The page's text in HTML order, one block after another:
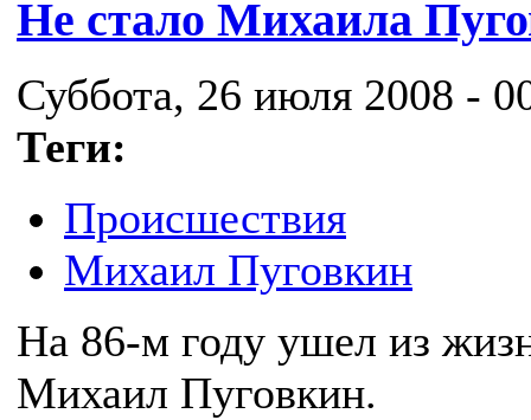
Не стало Михаила
Суббота, 26 июля 2008 -
Теги:
Происшествия
Михаил Пуговкин
На 86-м году ушел из
Михаил Пуговкин.